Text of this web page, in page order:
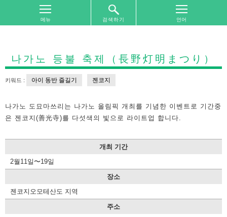
검색하기
면
행
역
별
찾
행
별
찾
나가노 등불 축제（長野灯明まつり）
키워드 : 아이 동반 즐길기 젠코지
나가노 도묘마쓰리는 나가노 올림픽 개최를 기념한 이벤트로 기간중
은 젠코지(善光寺)를 다섯색의 빛으로 라이트업 합니다.
개최 기간
2월11일〜19일
장소
젠코지오모테산도 지역
주소